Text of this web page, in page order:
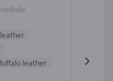
leather